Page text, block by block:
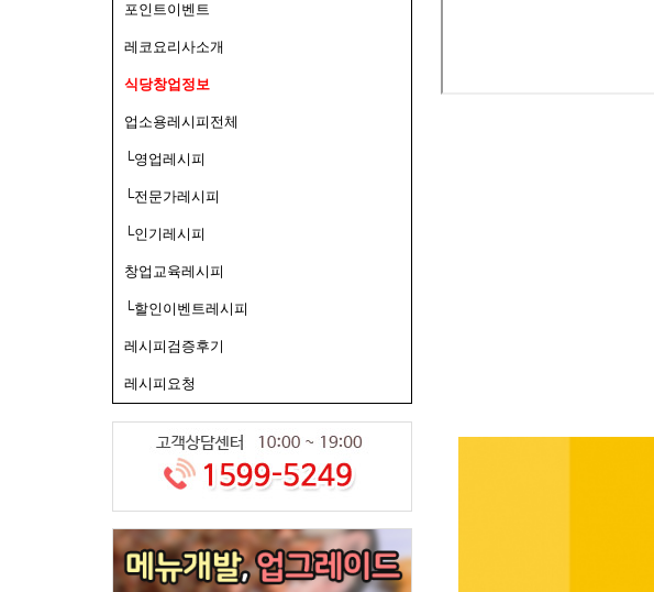
포인트이벤트
레코요리사소개
식당창업정보
업소용레시피전체
└영업레시피
└전문가레시피
└인기레시피
창업교육레시피
└할인이벤트레시피
레시피검증후기
레시피요청